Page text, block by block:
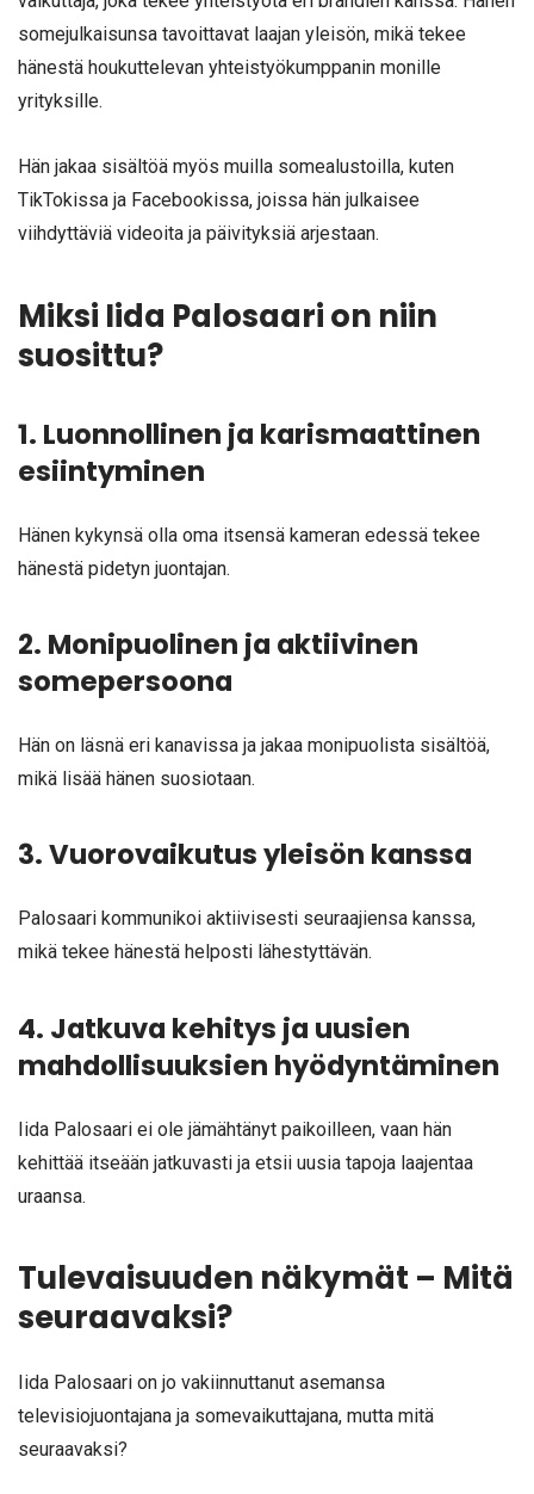
somejulkaisunsa tavoittavat laajan yleisön, mikä tekee
hänestä houkuttelevan yhteistyökumppanin monille
yrityksille.
Hän jakaa sisältöä myös muilla somealustoilla, kuten
TikTokissa ja Facebookissa, joissa hän julkaisee
viihdyttäviä videoita ja päivityksiä arjestaan.
Miksi Iida Palosaari on niin
suosittu?
1. Luonnollinen ja karismaattinen
esiintyminen
Hänen kykynsä olla oma itsensä kameran edessä tekee
hänestä pidetyn juontajan.
2. Monipuolinen ja aktiivinen
somepersoona
Hän on läsnä eri kanavissa ja jakaa monipuolista sisältöä,
mikä lisää hänen suosiotaan.
3. Vuorovaikutus yleisön kanssa
Palosaari kommunikoi aktiivisesti seuraajiensa kanssa,
mikä tekee hänestä helposti lähestyttävän.
4. Jatkuva kehitys ja uusien
mahdollisuuksien hyödyntäminen
Iida Palosaari ei ole jämähtänyt paikoilleen, vaan hän
kehittää itseään jatkuvasti ja etsii uusia tapoja laajentaa
uraansa.
Tulevaisuuden näkymät – Mitä
seuraavaksi?
Iida Palosaari on jo vakiinnuttanut asemansa
televisiojuontajana ja somevaikuttajana, mutta mitä
seuraavaksi?